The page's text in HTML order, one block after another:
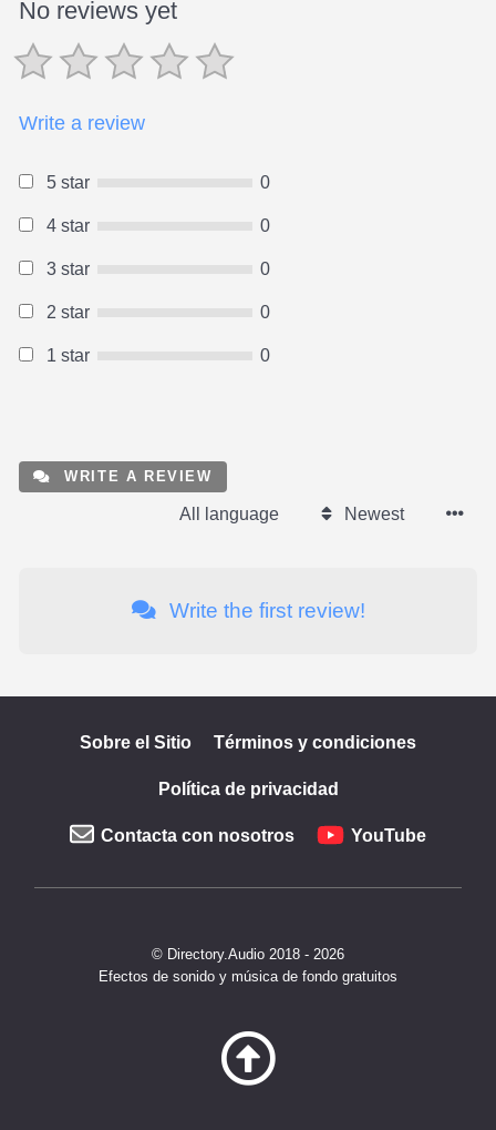
No reviews yet
Write a review
5 star 0
4 star 0
3 star 0
2 star 0
1 star 0
WRITE A REVIEW
All language Newest
Write the first review!
Sobre el Sitio Términos y condiciones
Política de privacidad
Contacta con nosotros YouTube
© Directory.Audio 2018 - 2026
Efectos de sonido y música de fondo gratuitos